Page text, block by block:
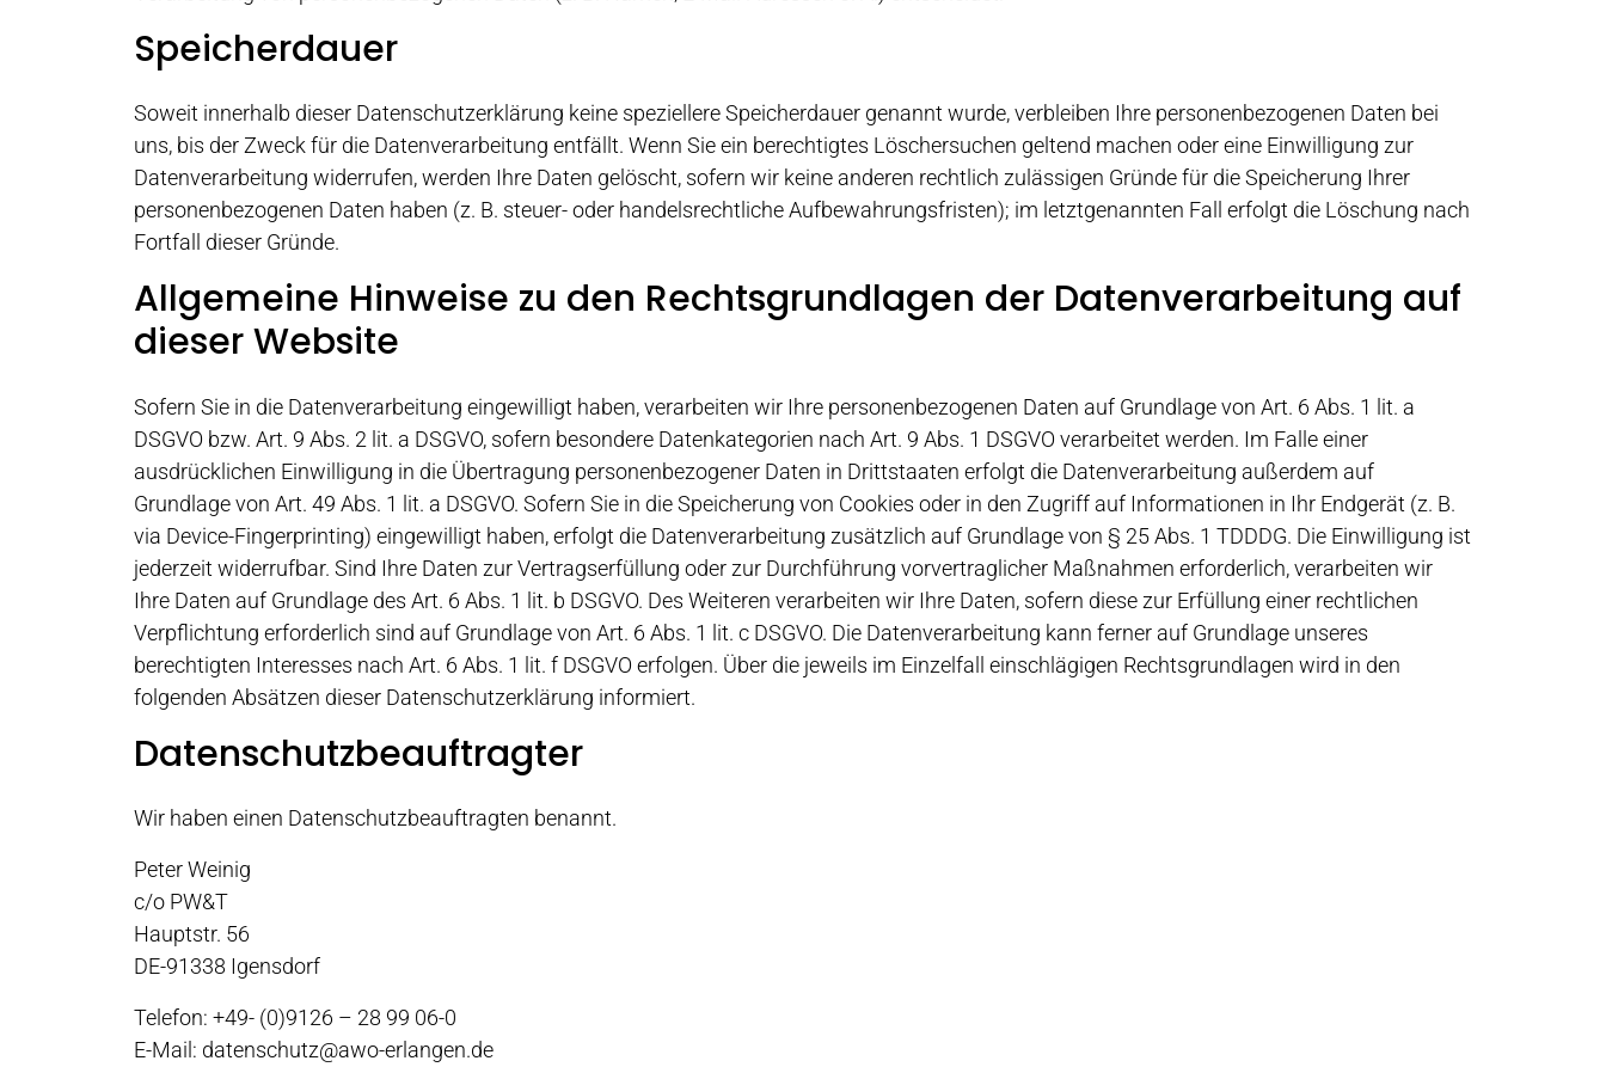
Speicherdauer
Soweit innerhalb dieser Datenschutzerklärung keine speziellere Speicherdauer genannt wurde, verbleiben Ihre personenbezogenen Daten bei
uns, bis der Zweck für die Datenverarbeitung entfällt. Wenn Sie ein berechtigtes Löschersuchen geltend machen oder eine Einwilligung zur
Datenverarbeitung widerrufen, werden Ihre Daten gelöscht, sofern wir keine anderen rechtlich zulässigen Gründe für die Speicherung Ihrer
personenbezogenen Daten haben (z. B. steuer- oder handelsrechtliche Aufbewahrungsfristen); im letztgenannten Fall erfolgt die Löschung nach
Fortfall dieser Gründe.
Allgemeine Hinweise zu den Rechtsgrundlagen der Datenverarbeitung auf
dieser Website
Sofern Sie in die Datenverarbeitung eingewilligt haben, verarbeiten wir Ihre personenbezogenen Daten auf Grundlage von Art. 6 Abs. 1 lit. a
DSGVO bzw. Art. 9 Abs. 2 lit. a DSGVO, sofern besondere Datenkategorien nach Art. 9 Abs. 1 DSGVO verarbeitet werden. Im Falle einer
ausdrücklichen Einwilligung in die Übertragung personenbezogener Daten in Drittstaaten erfolgt die Datenverarbeitung außerdem auf
Grundlage von Art. 49 Abs. 1 lit. a DSGVO. Sofern Sie in die Speicherung von Cookies oder in den Zugriff auf Informationen in Ihr Endgerät (z. B.
via Device-Fingerprinting) eingewilligt haben, erfolgt die Datenverarbeitung zusätzlich auf Grundlage von § 25 Abs. 1 TDDDG. Die Einwilligung ist
jederzeit widerrufbar. Sind Ihre Daten zur Vertragserfüllung oder zur Durchführung vorvertraglicher Maßnahmen erforderlich, verarbeiten wir
Ihre Daten auf Grundlage des Art. 6 Abs. 1 lit. b DSGVO. Des Weiteren verarbeiten wir Ihre Daten, sofern diese zur Erfüllung einer rechtlichen
Verpflichtung erforderlich sind auf Grundlage von Art. 6 Abs. 1 lit. c DSGVO. Die Datenverarbeitung kann ferner auf Grundlage unseres
berechtigten Interesses nach Art. 6 Abs. 1 lit. f DSGVO erfolgen. Über die jeweils im Einzelfall einschlägigen Rechtsgrundlagen wird in den
folgenden Absätzen dieser Datenschutzerklärung informiert.
Datenschutz­beauftragter
Wir haben einen Datenschutzbeauftragten benannt.
Peter Weinig
c/o PW&T
Hauptstr. 56
DE-91338 Igensdorf
Telefon: +49- (0)9126 – 28 99 06-0
E-Mail: datenschutz@awo-erlangen.de